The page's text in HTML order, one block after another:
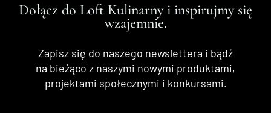
Dołącz do Loft Kulinarny i inspirujmy się
wzajemnie.
Zapisz się do naszego newslettera i bądź
na bieżąco z naszymi nowymi produktami,
projektami społecznymi i konkursami.